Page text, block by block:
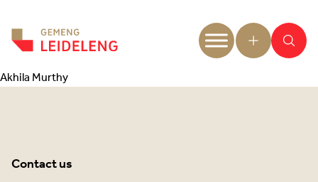
Akhila Murthy
Contact us